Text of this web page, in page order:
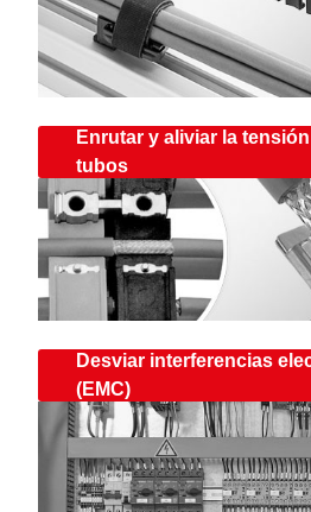
Enrutar y aliviar la
tubos
Desviar interferencias
(EMC)